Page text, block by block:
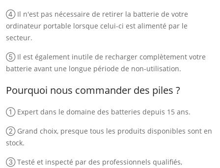
④ Il n'est pas nécessaire de retirer la batterie de votre
ordinateur portable lorsque celui-ci est alimenté par le
secteur.
⑤ Il est également inutile de recharger complètement votre
batterie avant une longue période de non-utilisation.
Pourquoi nous commander des piles ?
① Expert dans le domaine des batteries depuis 15 ans.
② Grand choix, presque tous les produits disponibles sont en
stock.
③ Testé et inspecté par des professionnels qualifiés,